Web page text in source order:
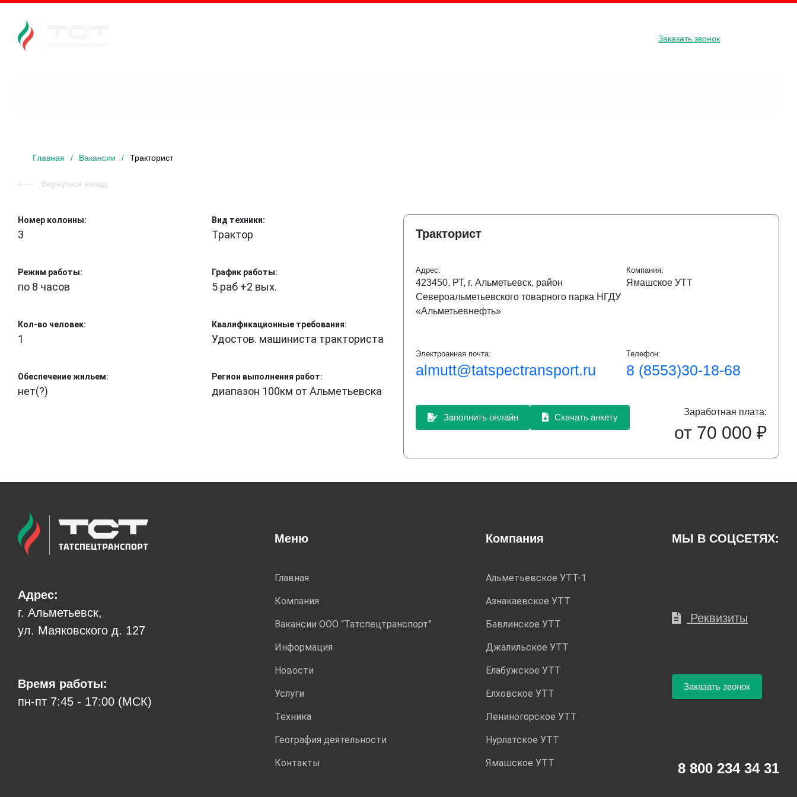
Заказать звонок
Главная / Вакансии / Тракторист
Вернуться назад
Номер колонны:
3
Вид техники:
Трактор
Режим работы:
по 8 часов
График работы:
5 раб +2 вых.
Кол-во человек:
1
Квалификационные требования:
Удостов. машиниста тракториста
Обеспечение жильем:
нет(?)
Регион выполнения работ:
диапазон 100км от Альметьевска
Тракторист
Адрес:
423450, РТ, г. Альметьевск, район
Североальметьевского товарного парка НГДУ
«Альметьевнефть»
Компания:
Ямашское УТТ
Электроанная почта:
almutt@tatspectransport.ru
Телефон:
8 (8553)30-18-68
Заполнить онлайн Скачать анкету
Заработная плата:
от 70 000 ₽
Адрес:
г. Альметьевск,
ул. Маяковского д. 127
Время работы:
пн-пт 7:45 - 17:00 (МСК)
Меню
Главная
Компания
Вакансии ООО “Татспецтранспорт”
Информация
Новости
Услуги
Техника
География деятельности
Контакты
Компания
Альметьевское УТТ-1
Азнакаевское УТТ
Бавлинское УТТ
Джалильское УТТ
Елабужское УТТ
Елховское УТТ
Лениногорское УТТ
Нурлатское УТТ
Ямашское УТТ
МЫ В СОЦСЕТЯХ:
Реквизиты
Заказать звонок
8 800 234 34 31